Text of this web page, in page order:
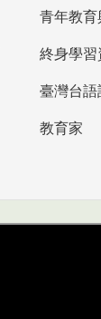
終身學習
教育家